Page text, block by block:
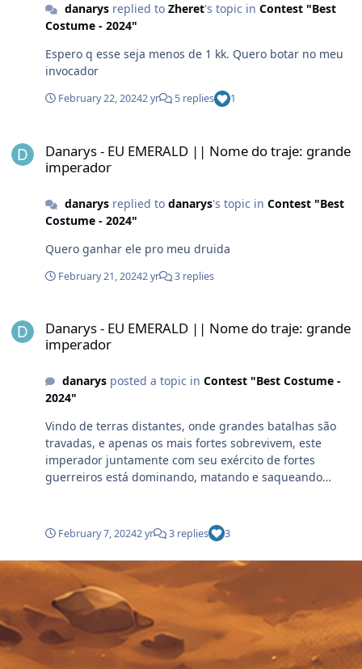
danarysreplied to Zheret's topic in Contest "Best
Costume - 2024"
Espero q esse seja menos de 1 kk. Quero botar no meu
invocador
February 22, 20242 yr 5 replies 1
Danarys - EU EMERALD || Nome do traje: grande
imperador
danarysreplied to danarys's topic in Contest "Best
Costume - 2024"
Quero ganhar ele pro meu druida
February 21, 20242 yr 3 replies
Danarys - EU EMERALD || Nome do traje: grande
imperador
danarysposted a topic in Contest "Best Costume -
2024"
Vindo de terras distantes, onde grandes batalhas são
travadas, e apenas os mais fortes sobrevivem, este
imperador juntamente com seu exército de fortes
guerreiros está dominando, matando e saqueando
principal objetivo: Dominar as terras de Arinar. Ele já
está a caminho, será que os corajosos guerreiros de
Arinar conseguirão vencelo?
February 7, 20242 yr 3 replies 3